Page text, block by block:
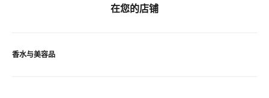
在您的店铺
香水与美容品